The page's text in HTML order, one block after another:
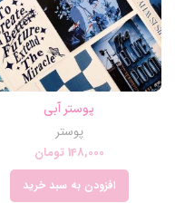
پوستر آبی
پوستر
148,000 تومان
افزودن به سبد خرید